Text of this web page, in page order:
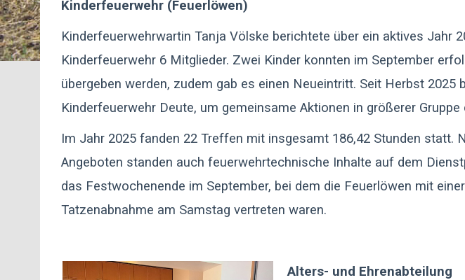
Kinderfeuerwehr (Feuerlöwen)
Kinderfeuerwehrwartin Tanja Völske berichtete über ein aktives Jahr
Kinderfeuerwehr 6 Mitglieder. Zwei Kinder konnten im September
übergeben werden, zudem gab es einen Neueintritt. Seit Herbst
Kinderfeuerwehr Deute, um gemeinsame Aktionen in größerer
Im Jahr 2025 fanden 22 Treffen mit insgesamt 186,42 Stunden statt.
Angeboten standen auch feuerwehrtechnische Inhalte auf dem
das Festwochenende im September, bei dem die Feuerlöwen mit
Tatzenabnahme am Samstag vertreten waren.
Alters- und Ehrenabteilung